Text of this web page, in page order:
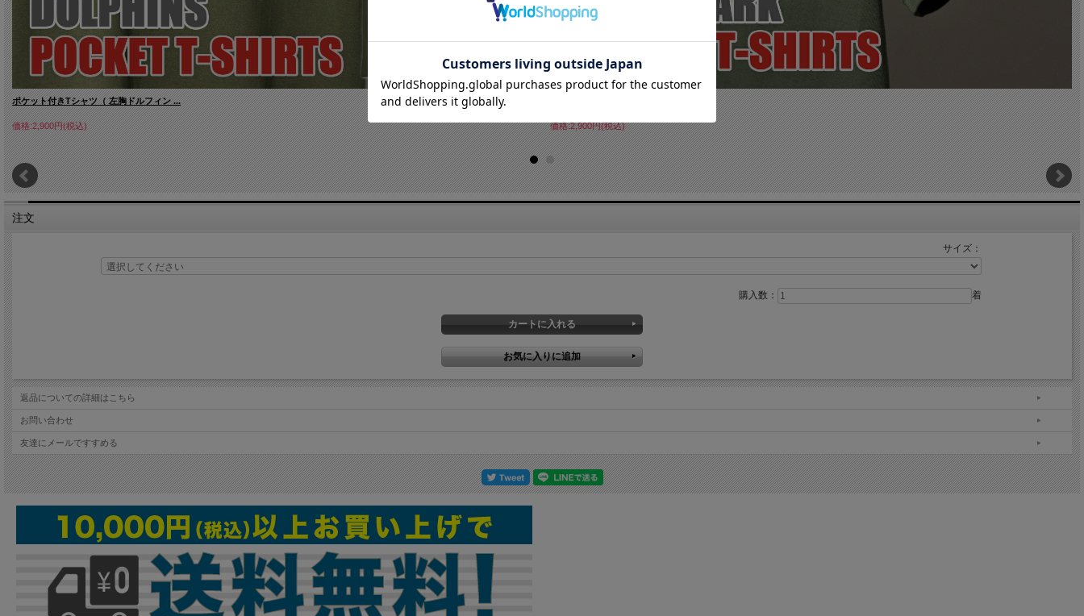
ポケット付きTシャツ（ 左胸ドルフィン ...
価格:2,900円(税込) 価格:2,900円(税込)
注文
サイズ：
購入数： 着
返品についての詳細はこちら
お問い合わせ
友達にメールですすめる